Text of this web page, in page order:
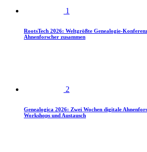
1
RootsTech 2026: Weltgrößte Genealogie-
Ahnenforscher zusammen
2
Genealogica 2026: Zwei Wochen digitale
Workshops und Austausch